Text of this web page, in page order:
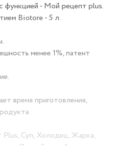
функцией - Мой рецепт plus.
Biotore - 5 л.
менее 1%, патент
время приготовления,
Суп, Холодец, Жарка,